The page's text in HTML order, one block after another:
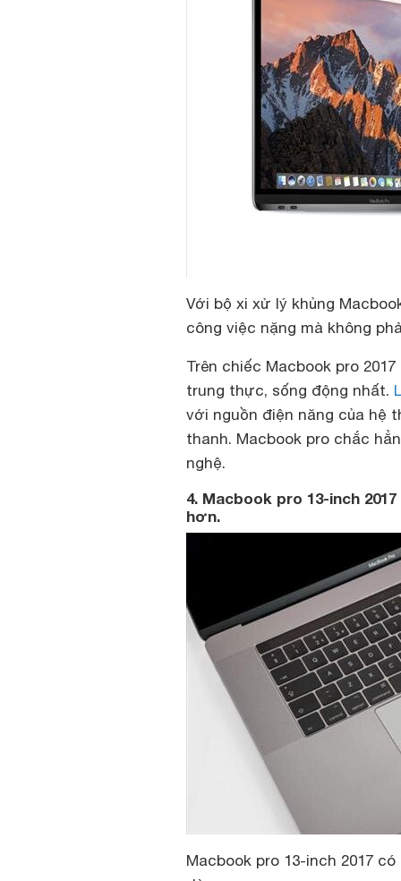
Với bộ xi xử lý khủng
công việc nặng mà không
Trên chiếc Macbook pro
trung thực, sống động nhất.
với nguồn điện năng của hệ
thanh. Macbook pro chắc
nghệ.
4. Macbook pro 13-inch
hơn.
Macbook pro 13-inch 2017